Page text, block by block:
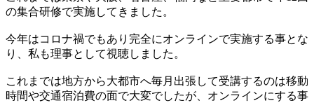
の集合研修で実施してきました。
今年はコロナ禍でもあり完全にオンラインで実施する事とな
り、私も理事として視聴しました。
これまでは地方から大都市へ毎月出張して受講するのは移動
時間や交通宿泊費の面で大変でしたが、オンラインにする事